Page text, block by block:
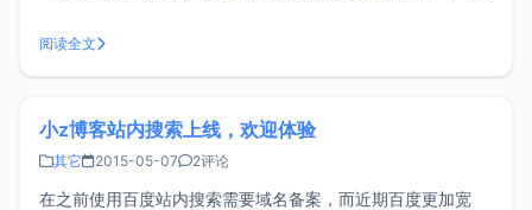
安全更新版本，官方称主要修复此跨站漏洞，推荐所有人立即
升级到4.2.2版本，确保站点安全。官方宣称，由于默认主题
阅读全文
小z博客站内搜索上线，欢迎体验
其它 2015-05-07 2评论
在之前使用百度站内搜索需要域名备案，而近期百度更加宽